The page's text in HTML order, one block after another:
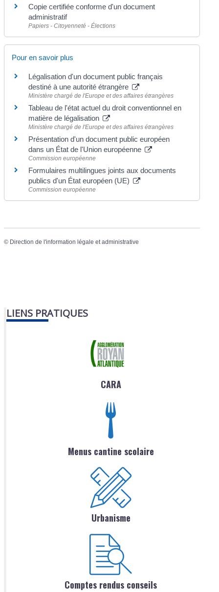
Copie certifiée conforme d'un document
administratif
Papiers - Citoyenneté - Élections
Pour en savoir plus
Légalisation d'un document public français
destiné à une autorité étrangère
Ministère chargé de l'Europe et des affaires étrangères
Tableau de l'état actuel du droit conventionnel en
matière de légalisation
Ministère chargé de l'Europe et des affaires étrangères
Présentation d'un document public européen
dans un État de l'Union européenne
Commission européenne
Formulaires multilingues joints aux documents
publics d'un État européen (UE)
Commission européenne
© Direction de l'information légale et administrative
LIENS PRATIQUES
CARA
Menus cantine scolaire
Urbanisme
Comptes rendus conseils